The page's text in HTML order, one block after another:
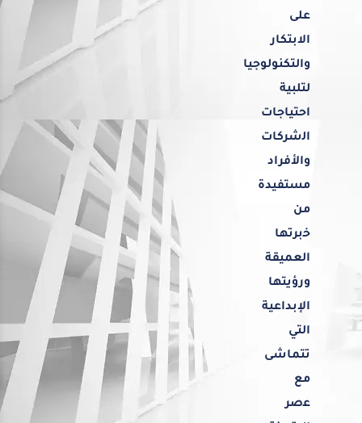
ﻋﻠﻰ
اﻻﺑﺘﻜﺎر
واﻟﺘﻜﻨﻮﻟﻮﺟﻴﺎ
ﻟﺘﻠﺒﻴﺔ
اﺣﺘﻴﺎﺟﺎت
اﻟشرﻛﺎت
واﻷﻓﺮاد
ﻣﺴﺘﻔﻴﺪة
ﻣﻦ
ﺧبرﺗﻬﺎ
اﻟﻌﻤﻴﻘﺔ
ورؤﻳﺘﻬﺎ
اﻹﺑﺪاﻋﻴﺔ
اﻟﺘﻲ
ﺗﺘﻤﺎﺷﻰ
ﻣﻊ
ﻋصر